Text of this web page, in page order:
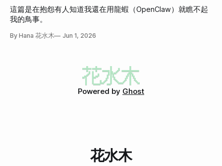
這篇是在抱怨有人知道我還在用龍蝦（OpenClaw）就瞧不起
我的鳥事。
By Hana 花水木 Jun 1, 2026
Powered by Ghost
花水木